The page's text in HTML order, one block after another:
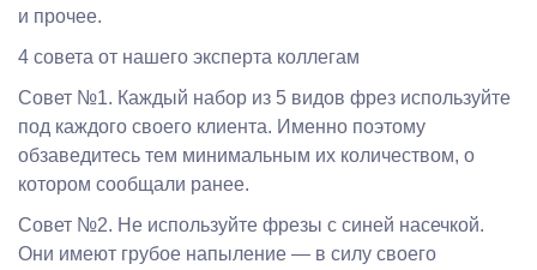
и прочее.
4 совета от нашего эксперта коллегам
Совет №1. Каждый набор из 5 видов фрез используйте
под каждого своего клиента. Именно поэтому
обзаведитесь тем минимальным их количеством, о
котором сообщали ранее.
Совет №2. Не используйте фрезы с синей насечкой.
Они имеют грубое напыление — в силу своего